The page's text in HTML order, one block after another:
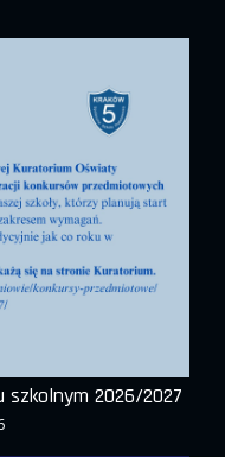
2026/2027